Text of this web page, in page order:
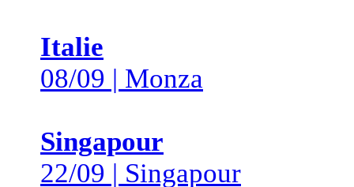
Italie
08/09 | Monza
Singapour
22/09 | Singapour